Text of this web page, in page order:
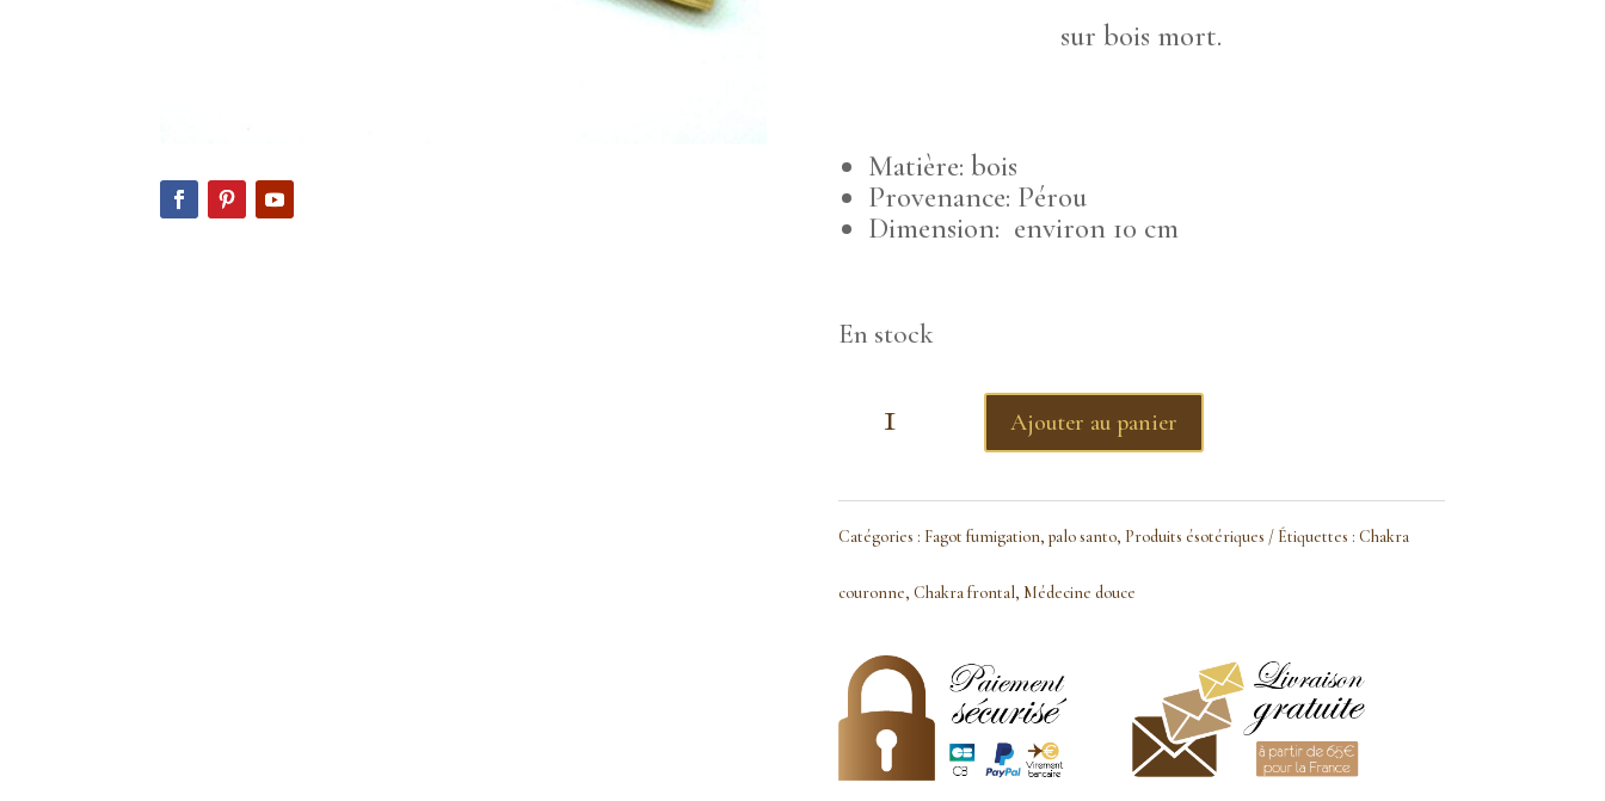
sur bois mort.
Matière: bois
Provenance: Pérou
Dimension: environ 10 cm
En stock
Palo
santo
lot
de
3
Ajouter au panier
Catégories : Fagot fumigation, palo santo, Produits ésotériques Étiquettes : Chakra
couronne, Chakra frontal, Médecine douce